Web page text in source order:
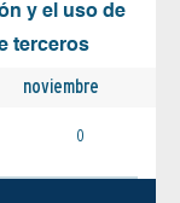
y el uso de
terceros
noviembre
0